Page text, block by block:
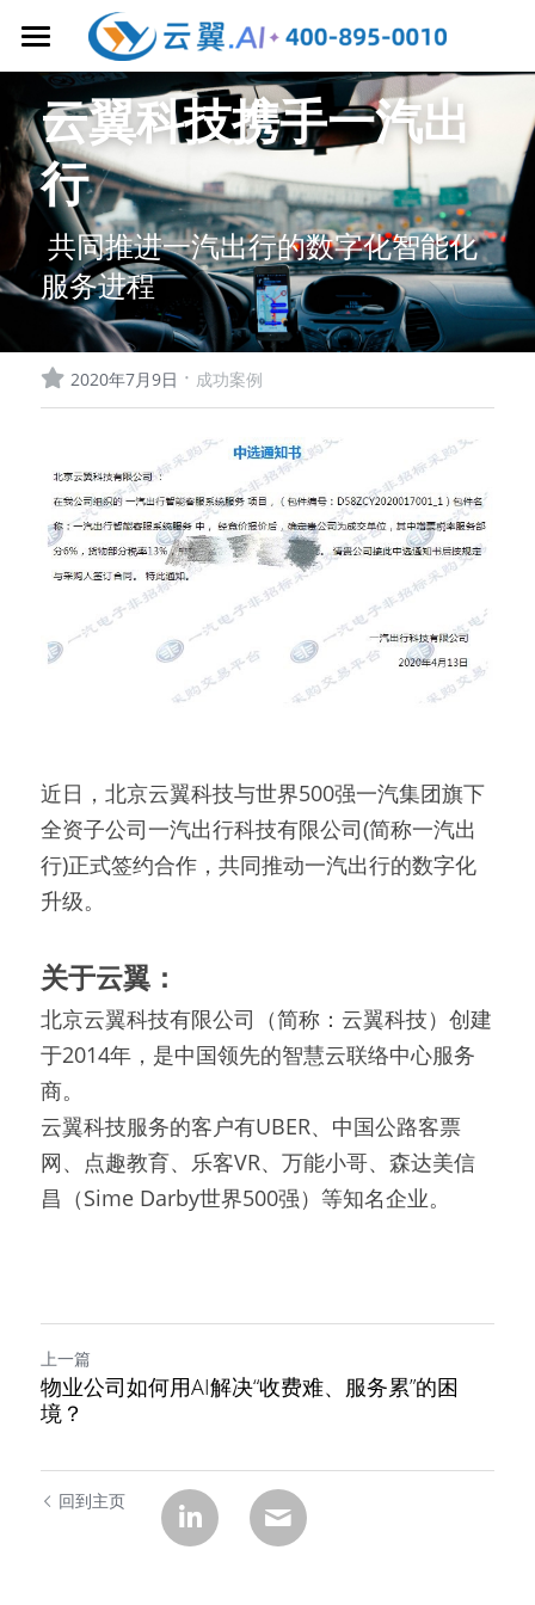
首页
大模型增强
AI 文本机器人
AI 语音机器人
大模型质检
智能坐席辅助
YunYee AI 智能体
YunYee BI 大屏
客户联络中心
全渠道 AI 在线客服
云呼叫中心
5G 视频客服
全球 AI 客服
业务协作
AI 知识库
CRM 客户管理
企微 AI 客服
AI 排班系统
AI获客/销售管理
AI 工作手机
AI 智能工牌
AI 外呼手机
AI 获客系统
云翼企搜客
AI客服/呼叫中心
私有云呼叫中心
智能通讯服务
人工在线客服
智能客服
客服机器人
电销外呼系统
产品&场景解决方案
企业微信SCRM
企微加粉方案
成功案例&干货分享
关于云翼
简体中文
简体中文
400-895-0010
kf@cc-crm.com
云翼科技携手一汽出
行
共同推进一汽出行的数字化智能化
服务进程
2020年7月9日 · 成功案例
近日，北京云翼科技与世界500强一汽集团旗下
全资子公司一汽出行科技有限公司(简称一汽出
行)正式签约合作，共同推动一汽出行的数字化
升级。
关于云翼：
北京云翼科技有限公司（简称：云翼科技）创建
于2014年，是中国领先的智慧云联络中心服务
商。
云翼科技服务的客户有UBER、中国公路客票
网、点趣教育、乐客VR、万能小哥、森达美信
昌（Sime Darby世界500强）等知名企业。
上一篇
物业公司如何用AI解决“收费难、服务累”的困
境？
回到主页